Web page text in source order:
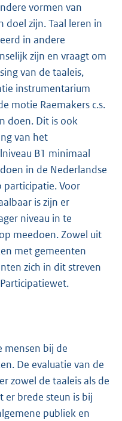
vormen van
doel zijn. Taal leren in
in andere
zijn en vraagt om
van de taaleis,
instrumentarium
motie Raemakers c.s.
doen. Dit is ook
van het
B1 minimaal
in de Nederlandse
participatie. Voor
is zijn er
niveau in te
meedoen. Zowel uit
met gemeenten
zich in dit streven
mensen bij de
De evaluatie van de
zowel de taaleis als de
er brede steun is bij
publiek en